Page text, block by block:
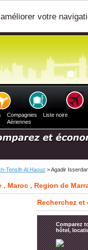
votre
Compagnies
Aériennes
Liste noire
Tensift-Al Haouz > Agadir
Maroc , Region de
Recherchez
Comparez
hôtel,